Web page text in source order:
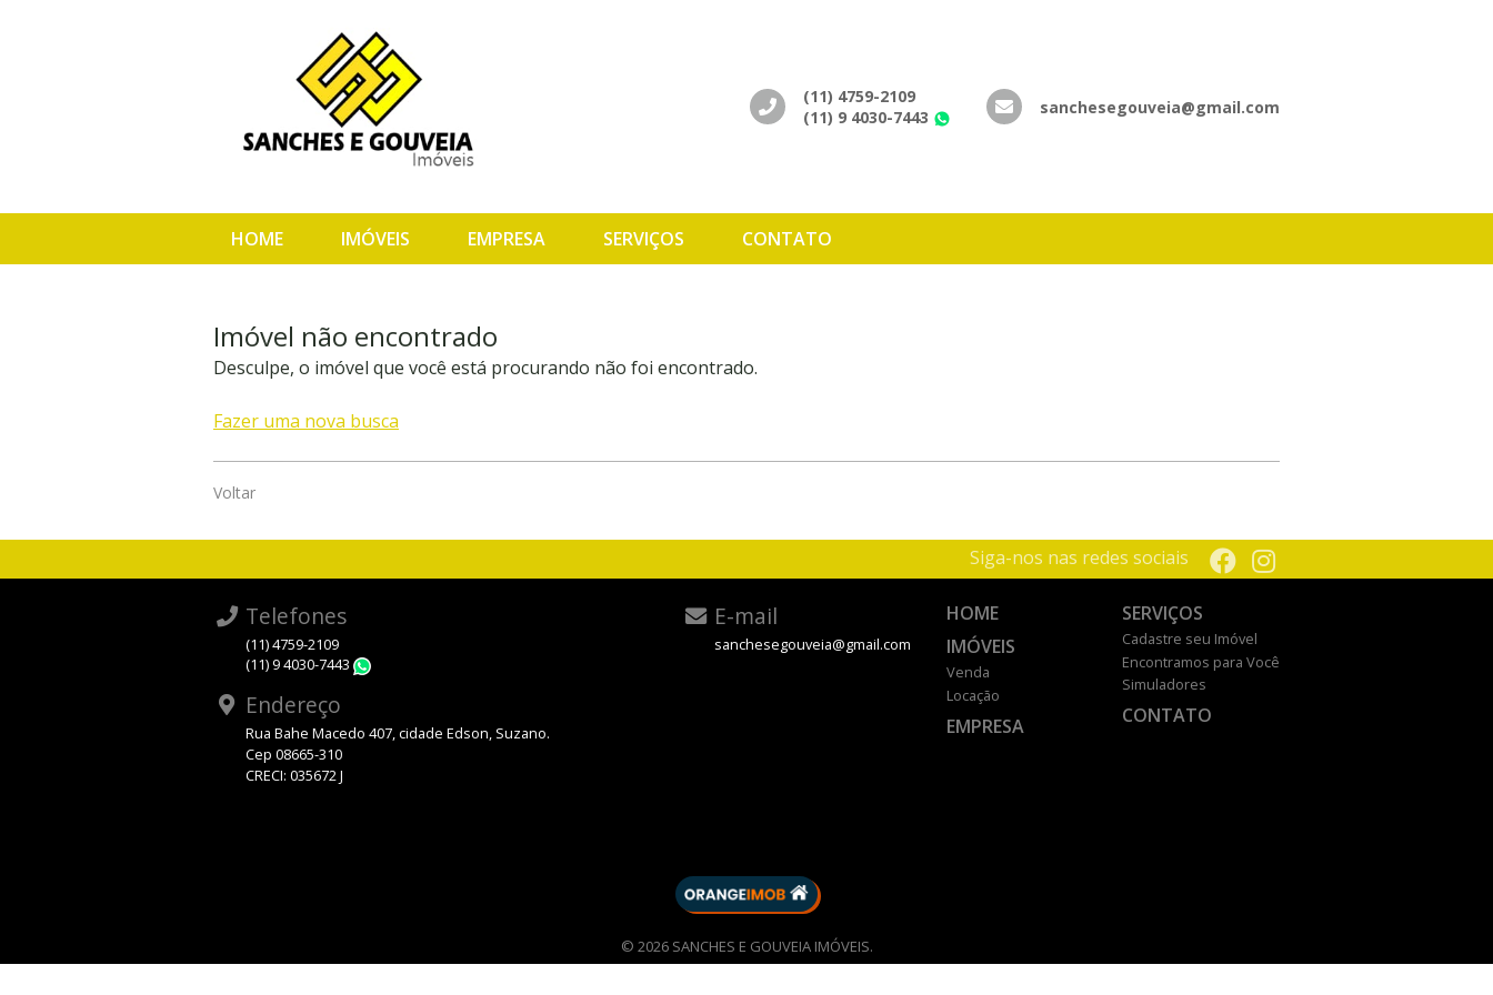
(11) 4759-2109
(11) 9 4030-7443
WhatsApp
sanchesegouveia@gmail.com
HOME IMÓVEIS EMPRESA SERVIÇOS CONTATO
Imóvel não encontrado
Desculpe, o imóvel que você está procurando não foi encontrado.
Fazer uma nova busca
Voltar
Siga-nos nas redes sociais
Telefones
(11) 4759-2109
(11) 9 4030-7443
E-mail
sanchesegouveia@gmail.com
Endereço
Rua Bahe Macedo 407, cidade Edson, Suzano.
Cep 08665-310
CRECI: 035672 J
HOME
IMÓVEIS
Venda
Locação
EMPRESA
SERVIÇOS
Cadastre seu Imóvel
Encontramos para Você
Simuladores
CONTATO
© 2026 SANCHES E GOUVEIA IMÓVEIS.